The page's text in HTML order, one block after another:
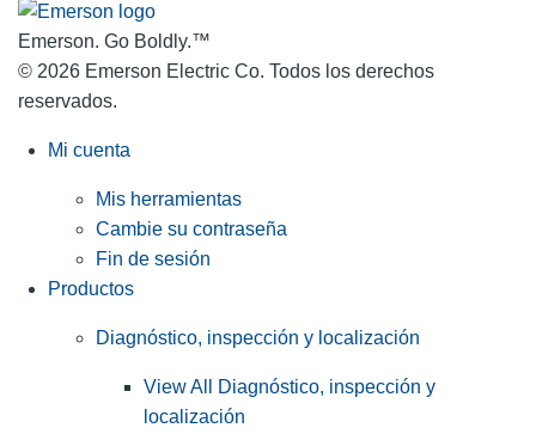
Emerson. Go Boldly.™
© 2026 Emerson Electric Co. Todos los derechos
reservados.
Mi cuenta
Mis herramientas
Cambie su contraseña
Fin de sesión
Productos
Diagnóstico, inspección y localización
View All Diagnóstico, inspección y
localización